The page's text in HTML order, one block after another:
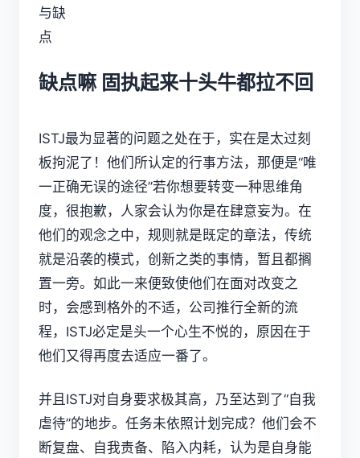
缺点嘛 固执起来十头牛都拉不回
ISTJ最为显著的问题之处在于，实在是太过刻
板拘泥了！他们所认定的行事方法，那便是“唯
一正确无误的途径”若你想要转变一种思维角
度，很抱歉，人家会认为你是在肆意妄为。在
他们的观念之中，规则就是既定的章法，传统
就是沿袭的模式，创新之类的事情，暂且都搁
置一旁。如此一来便致使他们在面对改变之
时，会感到格外的不适，公司推行全新的流
程，ISTJ必定是头一个心生不悦的，原因在于
他们又得再度去适应一番了。
并且ISTJ对自身要求极其高，乃至达到了“自我
虐待”的地步。任务未依照计划完成？他们会不
断复盘、自我责备、陷入内耗，认为是自身能